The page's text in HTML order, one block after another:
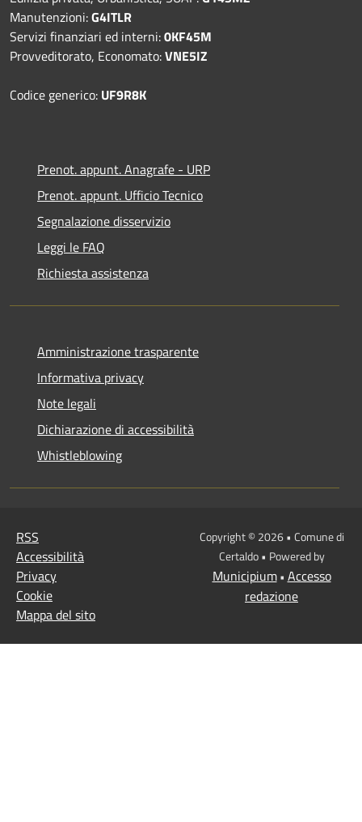
Manutenzioni:G4ITLR
Servizi finanziari ed interni:0KF45M
Provveditorato, Economato:VNE5IZ
Codice generico: UF9R8K
Prenot. appunt. Anagrafe - URP
Prenot. appunt. Ufficio Tecnico
Segnalazione disservizio
Leggi le FAQ
Richiesta assistenza
Amministrazione trasparente
Informativa privacy
Note legali
Dichiarazione di accessibilità
Whistleblowing
RSS
Accessibilità
Privacy
Cookie
Mappa del sito
Copyright © 2026 • Comune di
Certaldo • Powered by
Municipium• Accesso
redazione